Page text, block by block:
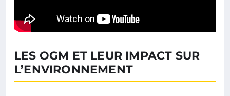
LES OGM ET LEUR IMPACT SUR
L’ENVIRONNEMENT